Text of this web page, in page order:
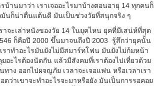
บ้านมาว่า เราเจออะไรมาบ้างตอนอายุ 14 ทุกคนก็
มันก็น่าตื่นแต้นดี มันเป็นช่วงวัยที่สนุกจริง ๆ
าจะเล่าหนังของวัย 14 ในยุคไหน ยุคที่มีเสน่ห์ที่สุด
ก็คือปี 2000 ขึ้นมาจนถึงปี 2003 รู้สึกว่ายุคนั้น
ราทำอะไรมันยังไม่มีสมาร์ทโฟน มันยังไม่ก้มหน้า
ยอะไรต้องนัดกัน แล้วมีสังคมที่เราต้องไปเที่ยวด้วย
ทาง ออกไปผจญภัย เวลาจะเจอแฟน หรือเวลาเรา
ดว่าเขาจะทำอะไรจะมาหรือยัง มันเป็นการรอคอย